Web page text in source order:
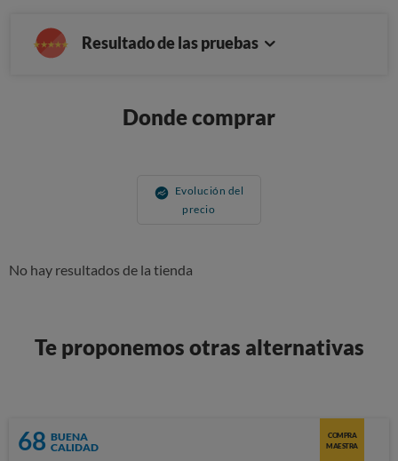
Resultado de las pruebas
Donde comprar
Evolución del
precio
No hay resultados de la tienda
Te proponemos otras alternativas
68 BUENA
CALIDAD
COMPRA
MAESTRA